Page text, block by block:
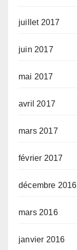
juillet 2017
juin 2017
mai 2017
avril 2017
mars 2017
février 2017
décembre 2016
mars 2016
janvier 2016